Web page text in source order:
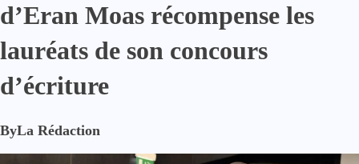
d’Eran Moas récompense les
lauréats de son concours
d’écriture
ByLa Rédaction